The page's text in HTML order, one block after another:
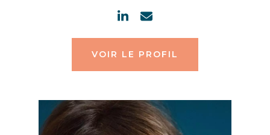
VOIR LE PROFIL